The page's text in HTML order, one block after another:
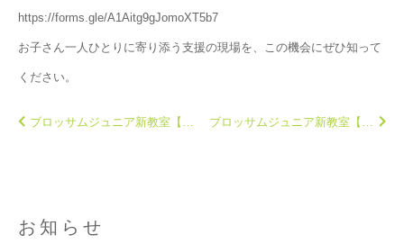
https://forms.gle/A1Aitg9gJomoXT5b7
お子さん一人ひとりに寄り添う支援の現場を、この機会にぜひ知って
ください。
ブロッサムジュニア新教室【3教室】2月オープン！ ブロッサムジュニア新教室【1教室】3月オープン！
お知らせ